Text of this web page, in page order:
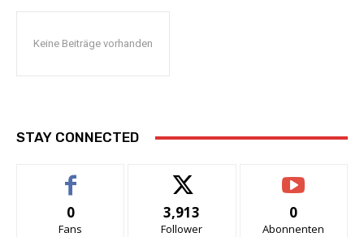
Keine Beiträge vorhanden
STAY CONNECTED
0
Fans
3,913
Follower
0
Abonnenten